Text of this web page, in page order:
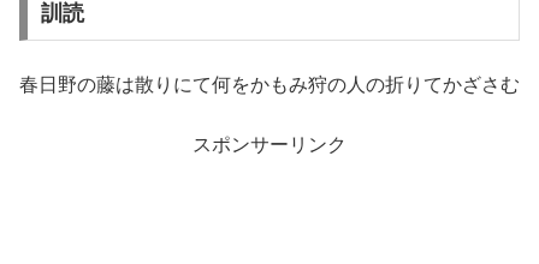
訓読
春日野の藤は散りにて何をかもみ狩の人の折りてかざさむ
スポンサーリンク